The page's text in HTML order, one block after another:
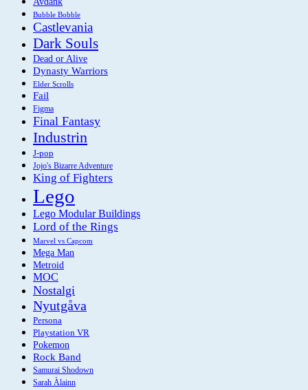
Bubble Bobble
Castlevania
Dark Souls
Dead or Alive
Dynasty Warriors
Elder Scrolls
Fail
Figma
Final Fantasy
Industrin
J-pop
Jojo's Bizarre Adventure
King of Fighters
Lego
Lego Modular Buildings
Lord of the Rings
Marvel vs Capcom
Mega Man
Metroid
MOC
Nostalgi
Nyutgåva
Persona
Playstation VR
Pokemon
Rock Band
Samurai Shodown
Sarah Àlainn